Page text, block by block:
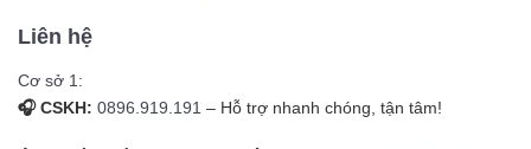
Liên hệ
Cơ sở 1:
🎧 CSKH: 0896.919.191 – Hỗ trợ nhanh chóng, tận tâm!